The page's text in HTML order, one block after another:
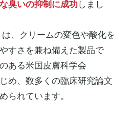
臭いの抑制に成功しまし
、クリームの変色や酸化を
すさを兼ね備えた製品で
ある米国皮膚科学会
め、数多くの臨床研究論文
られています。